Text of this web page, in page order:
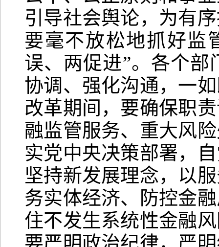
引导社会舆论，为有
要毫不放松地抓好监
误、两促进”。各个
协调、强化沟通，一
改革期间，要确保职
融监管服务、重大风
实党中央决策部署，
坚持新发展理念，以
务实体经济、防控金
住不发生系统性金融